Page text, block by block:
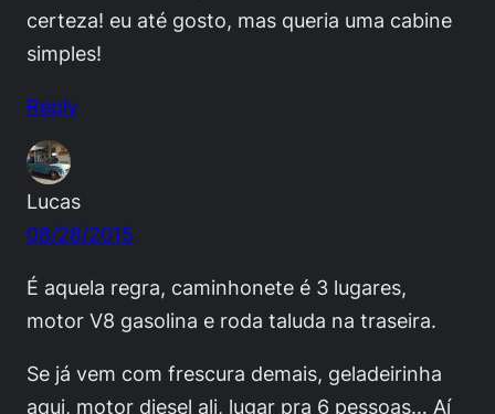
certeza! eu até gosto, mas queria uma cabine
simples!
Reply
Lucas
08/28/2015
É aquela regra, caminhonete é 3 lugares,
motor V8 gasolina e roda taluda na traseira.
Se já vem com frescura demais, geladeirinha
aqui, motor diesel ali, lugar pra 6 pessoas… Aí